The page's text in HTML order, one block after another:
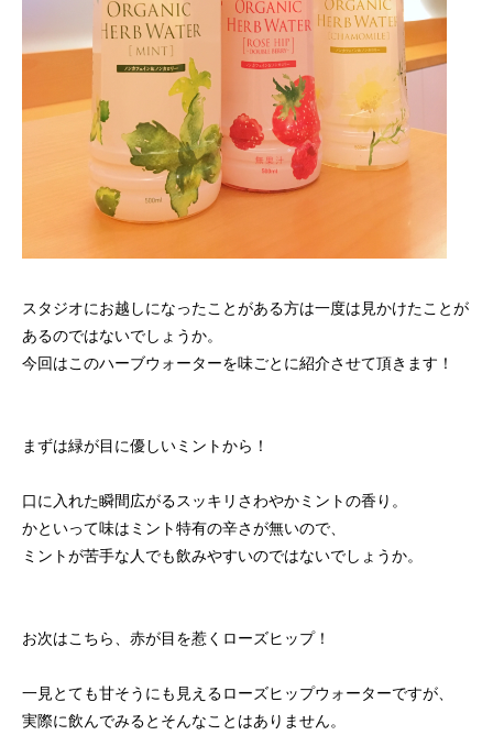
スタジオにお越しになったことがある方は一度は見かけたことが
あるのではないでしょうか。
今回はこのハーブウォーターを味ごとに紹介させて頂きます！
まずは緑が目に優しいミントから！
口に入れた瞬間広がるスッキリさわやかミントの香り。
かといって味はミント特有の辛さが無いので、
ミントが苦手な人でも飲みやすいのではないでしょうか。
お次はこちら、赤が目を惹くローズヒップ！
一見とても甘そうにも見えるローズヒップウォーターですが、
実際に飲んでみるとそんなことはありません。